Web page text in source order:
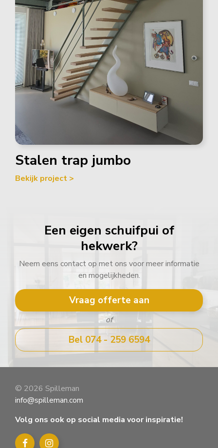
Stalen trap jumbo
Bekijk project >
Een eigen schuifpui of
hekwerk?
Neem eens contact op met ons voor meer informatie
en mogelijkheden.
Vraag offerte aan
of
Bel 074 - 259 6594
© 2026 Spilleman
info@spilleman.com
Volg ons ook op social media voor inspiratie!